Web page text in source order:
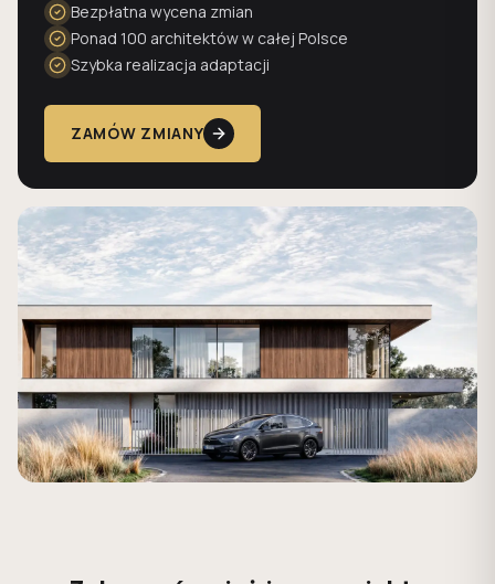
Bezpłatna wycena zmian
Ponad 100 architektów w całej Polsce
Szybka realizacja adaptacji
ZAMÓW ZMIANY